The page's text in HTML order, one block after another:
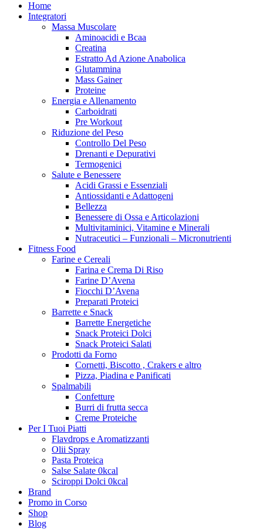
Home
Integratori
Massa Muscolare
Aminoacidi e Bcaa
Creatina
Estratto Ad Azione Anabolica
Glutammina
Mass Gainer
Proteine
Energia e Allenamento
Carboidrati
Pre Workout
Riduzione del Peso
Controllo Del Peso
Drenanti e Depurativi
Termogenici
Salute e Benessere
Acidi Grassi e Essenziali
Antiossidanti e Adattogeni
Bellezza
Benessere di Ossa e Articolazioni
Multivitaminici, Vitamine e Minerali
Nutraceutici – Funzionali – Micronutrienti
Fitness Food
Farine e Cereali
Farina e Crema Di Riso
Farine D’Avena
Fiocchi D’Avena
Preparati Proteici
Barrette e Snack
Barrette Energetiche
Snack Proteici Dolci
Snack Proteici Salati
Prodotti da Forno
Cornetti, Biscotto , Crakers e altro
Pizza, Piadina e Panificati
Spalmabili
Confetture
Burri di frutta secca
Creme Proteiche
Per I Tuoi Piatti
Flavdrops e Aromatizzanti
Olii Spray
Pasta Proteica
Salse Salate 0kcal
Sciroppi Dolci 0kcal
Brand
Promo in Corso
Shop
Blog